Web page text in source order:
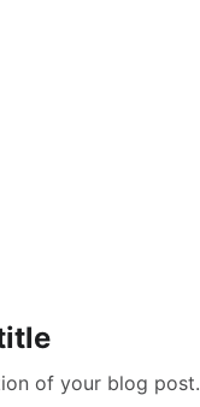
of your blog post.